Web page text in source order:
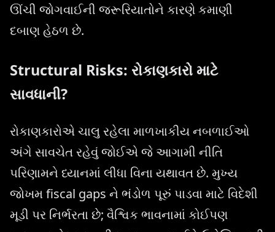
ઊંચી જોગવાઈની જરૂરિયાતોને કારણે કમાણી
દબાણ હેઠળ છે.
Structural Risks: રોકાણકારો માટે
સાવધાની?
રોકાણકારોએ ચાલુ રહેલા માળખાકીય નબળાઈઓ
અંગે સાવચેત રહેવું જોઈએ જે આગામી નીતિ
પરિણામને ધ્યાનમાં લીધા વિના યથાવત છે. મુખ્ય
જોખમ fiscal gaps ને ભંડોળ પૂરું પાડવા માટે વિદેશી
મૂડી પર નિર્ભરતા છે; વૈશ્વિક ભાવનામાં કોઈપણ